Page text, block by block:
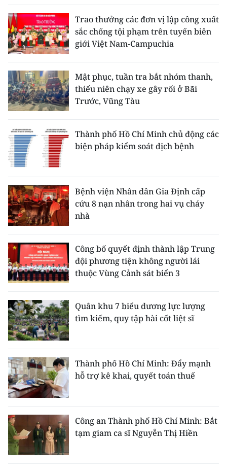
Trao thưởng các đơn vị lập công xuất
sắc chống tội phạm trên tuyến biên
giới Việt Nam-Campuchia
Mật phục, tuần tra bắt nhóm thanh,
thiếu niên chạy xe gây rối ở Bãi
Trước, Vũng Tàu
Thành phố Hồ Chí Minh chủ động các
biện pháp kiểm soát dịch bệnh
Bệnh viện Nhân dân Gia Định cấp
cứu 8 nạn nhân trong hai vụ cháy
nhà
Công bố quyết định thành lập Trung
đội phương tiện không người lái
thuộc Vùng Cảnh sát biển 3
Quân khu 7 biểu dương lực lượng
tìm kiếm, quy tập hài cốt liệt sĩ
Thành phố Hồ Chí Minh: Đẩy mạnh
hỗ trợ kê khai, quyết toán thuế
Công an Thành phố Hồ Chí Minh: Bắt
tạm giam ca sĩ Nguyễn Thị Hiền